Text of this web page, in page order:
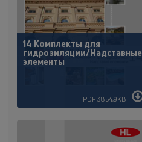
14 Комплекты для
гидрозиляции/Надставные
элементы
PDF 3854,9KB